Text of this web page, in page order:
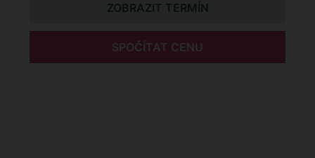
ZOBRAZIT TERMÍN
SPOČÍTAT CENU